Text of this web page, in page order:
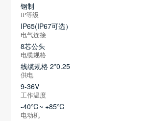
钢制
IP等级
IP65(IP67可选）
电气连接
8芯公头
电缆规格
线缆规格 2*0.25
供电
9-36V
工作温度
-40℃~ +85℃
电动机